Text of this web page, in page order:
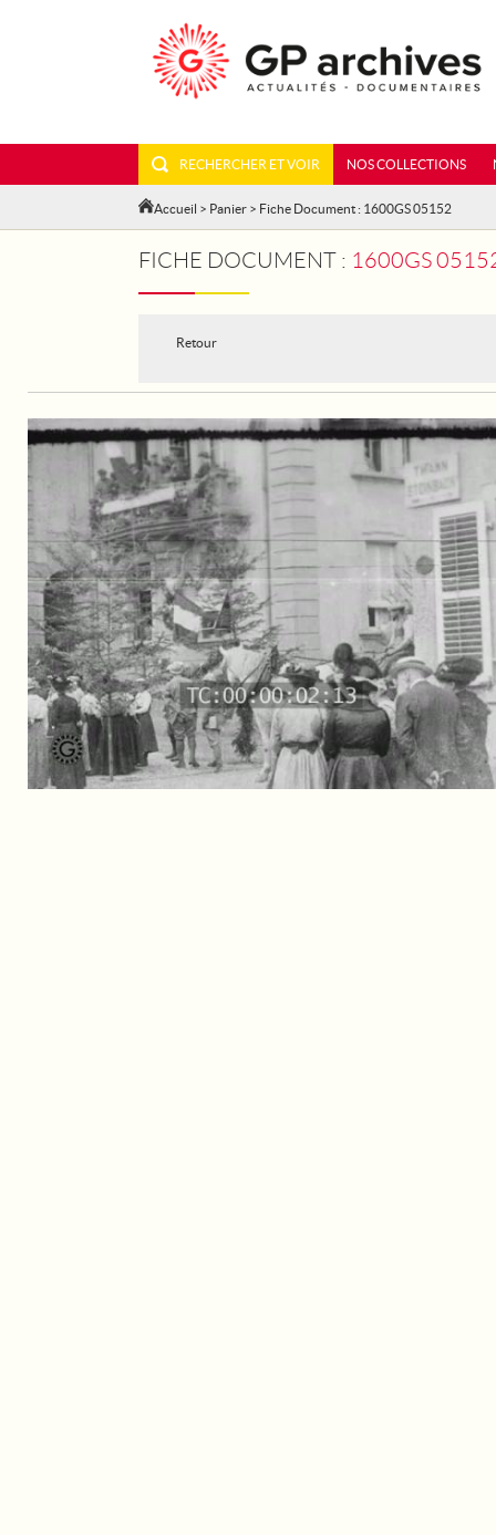
RECHERCHER ET VOIR NOS COLLECTIONS
Accueil > Panier > Fiche Document : 1600GS 05152
FICHE DOCUMENT : 1600GS
Retour